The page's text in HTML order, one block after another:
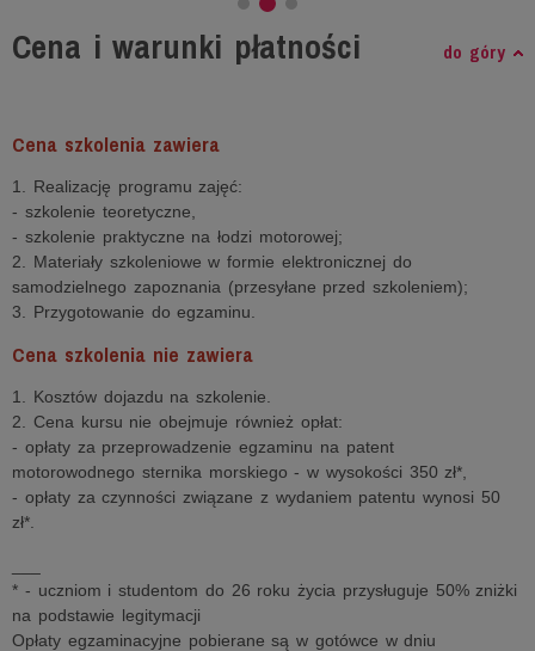
Cena i warunki płatności do góry
Cena szkolenia zawiera
1. Realizację programu zajęć:
- szkolenie teoretyczne,
- szkolenie praktyczne na łodzi motorowej;
2. Materiały szkoleniowe w formie elektronicznej do
samodzielnego zapoznania (przesyłane przed szkoleniem);
3. Przygotowanie do egzaminu.
Cena szkolenia nie zawiera
1. Kosztów dojazdu na szkolenie.
2. Cena kursu nie obejmuje również opłat:
- opłaty za przeprowadzenie egzaminu na patent
motorowodnego sternika morskiego - w wysokości 350 zł*,
- opłaty za czynności związane z wydaniem patentu wynosi 50
zł*.
* - uczniom i studentom do 26 roku życia przysługuje 50% zniżki
na podstawie legitymacji
Opłaty egzaminacyjne pobierane są w gotówce w dniu